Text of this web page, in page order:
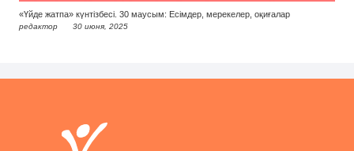
«Үйде жатпа» күнтізбесі. 30 маусым: Есімдер, мерекелер, оқиғалар
редактор 30 июня, 2025